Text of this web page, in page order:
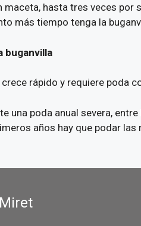
maceta, hasta tres veces por
más tiempo tenga la
buganvilla
crece rápido y requiere poda
una poda anual severa,
años hay que podar